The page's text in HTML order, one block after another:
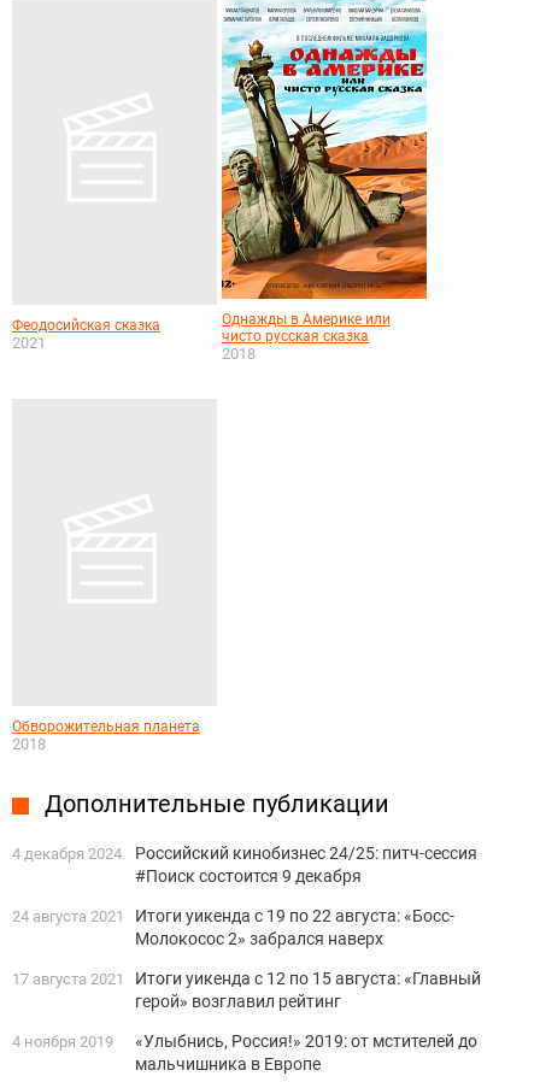
Феодосийская сказка
2021
Однажды в Америке или
чисто русская сказка
2018
Обворожительная планета
2018
Дополнительные публикации
4 декабря 2024
Российский кинобизнес 24/25: питч-сессия
#Поиск состоится 9 декабря
24 августа 2021
Итоги уикенда с 19 по 22 августа: «Босс-
Молокосос 2» забрался наверх
17 августа 2021
Итоги уикенда с 12 по 15 августа: «Главный
герой» возглавил рейтинг
4 ноября 2019
«Улыбнись, Россия!» 2019: от мстителей до
мальчишника в Европе